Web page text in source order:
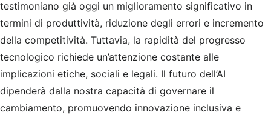
testimoniano già oggi un miglioramento significativo in
termini di produttività, riduzione degli errori e incremento
della competitività. Tuttavia, la rapidità del progresso
tecnologico richiede un’attenzione costante alle
implicazioni etiche, sociali e legali. Il futuro dell’AI
dipenderà dalla nostra capacità di governare il
cambiamento, promuovendo innovazione inclusiva e